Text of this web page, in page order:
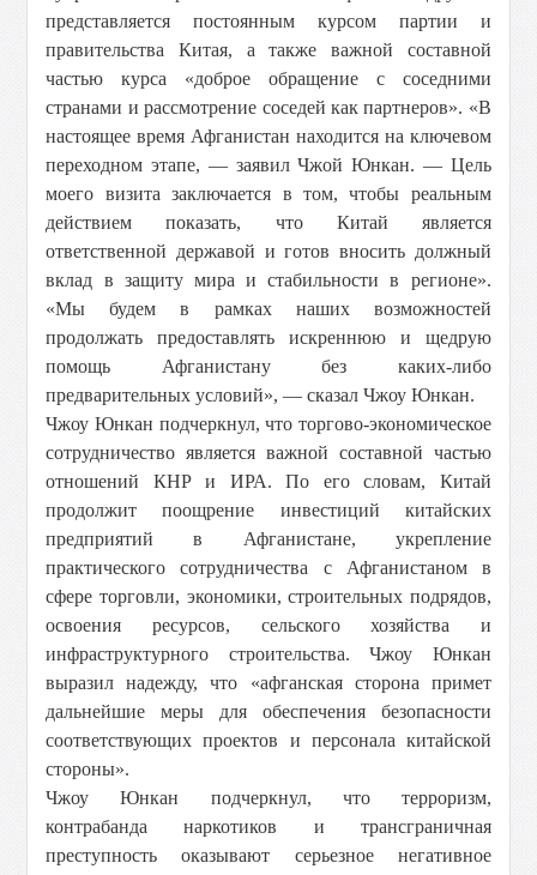
представляется постоянным курсом партии и
правительства Китая, а также важной составной
частью курса «доброе обращение с соседними
странами и рассмотрение соседей как партнеров». «В
настоящее время Афганистан находится на ключевом
переходном этапе, — заявил Чжой Юнкан. — Цель
моего визита заключается в том, чтобы реальным
действием показать, что Китай является
ответственной державой и готов вносить должный
вклад в защиту мира и стабильности в регионе».
«Мы будем в рамках наших возможностей
продолжать предоставлять искреннюю и щедрую
помощь Афганистану без каких-либо
предварительных условий», — сказал Чжоу Юнкан.
Чжоу Юнкан подчеркнул, что торгово-экономическое
сотрудничество является важной составной частью
отношений КНР и ИРА. По его словам, Китай
продолжит поощрение инвестиций китайских
предприятий в Афганистане, укрепление
практического сотрудничества с Афганистаном в
сфере торговли, экономики, строительных подрядов,
освоения ресурсов, сельского хозяйства и
инфраструктурного строительства. Чжоу Юнкан
выразил надежду, что «афганская сторона примет
дальнейшие меры для обеспечения безопасности
соответствующих проектов и персонала китайской
стороны».
Чжоу Юнкан подчеркнул, что терроризм,
контрабанда наркотиков и трансграничная
преступность оказывают серьезное негативное